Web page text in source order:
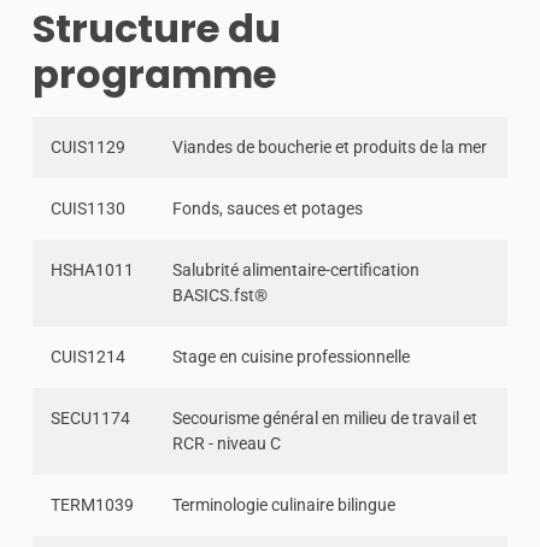
Structure du
programme
CUIS1129 Viandes de boucherie et produits de la mer
CUIS1130 Fonds, sauces et potages
HSHA1011
Salubrité alimentaire-certification
BASICS.fst®
CUIS1214 Stage en cuisine professionnelle
SECU1174
Secourisme général en milieu de travail et
RCR - niveau C
TERM1039 Terminologie culinaire bilingue